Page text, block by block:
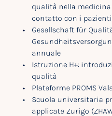
qualità nella
contatto con i pazienti
Gesellschaft für
annuale
Istruzione H+:
qualità
Plateforme PROMS
Scuola universitaria
applicate Zurigo